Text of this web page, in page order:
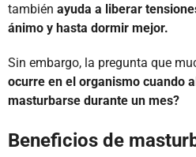
también ayuda a liberar
ánimo y hasta dormir mejor.
Sin embargo, la pregunta que
ocurre en el organismo cuando
masturbarse durante un mes?
Beneficios de